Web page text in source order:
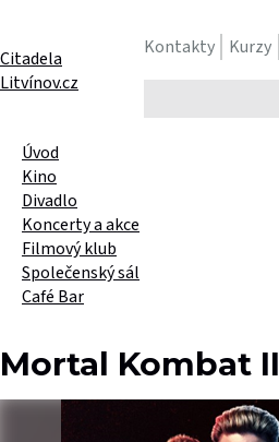
Kontakty Kurzy
text
Citadela
Litvínov.cz
Úvod
Kino
Divadlo
Koncerty a akce
Filmový klub
Společenský sál
Café Bar
Mortal Kombat II